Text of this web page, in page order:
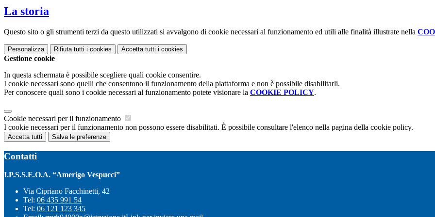
La storia
Questo sito o gli strumenti terzi da questo utilizzati si avvalgono di cookie necessari al funzionamento ed utili alle finalità illustrate nella
Personalizza Rifiuta tutti i cookies Accetta tutti i cookies
Gestione cookie
In questa schermata è possibile scegliere quali cookie consentire.
I cookie necessari sono quelli che consentono il funzionamento della piattaforma e non è possibile disabilitarli.
Per conoscere quali sono i cookie necessari al funzionamento potete visionare la COOKIE POLICY.
Cookie necessari per il funzionamento
I cookie necessari per il funzionamento non possono essere disabilitati. È possibile consultare l'elenco nella pagina della cookie policy.
Accetta tutti Salva le preferenze
Contatti
I.P.S.S.E.O.A. “Amerigo Vespucci”
Via Cipriano Facchinetti, 42
Tel: 06 435 991 54
Tel: 06 121 123 345